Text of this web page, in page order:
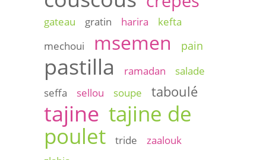
gateau gratin harira
kefta
mechoui
msemen pain
pastilla ramadan
salade
seffa
sellou soupe taboulé
tajine tajine de
poulet
tride
zaalouk